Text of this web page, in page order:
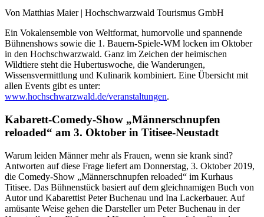
Von Matthias Maier | Hochschwarzwald Tourismus GmbH
Ein Vokalensemble von Weltformat, humorvolle und spannende
Bühnenshows sowie die 1. Bauern-Spiele-WM locken im Oktober
in den Hochschwarzwald. Ganz im Zeichen der heimischen
Wildtiere steht die Hubertuswoche, die Wanderungen,
Wissensvermittlung und Kulinarik kombiniert. Eine Übersicht mit
allen Events gibt es unter:
www.hochschwarzwald.de/veranstaltungen.
Kabarett-Comedy-Show „Männerschnupfen
reloaded“ am 3. Oktober in Titisee-Neustadt
Warum leiden Männer mehr als Frauen, wenn sie krank sind?
Antworten auf diese Frage liefert am Donnerstag, 3. Oktober 2019,
die Comedy-Show „Männerschnupfen reloaded“ im Kurhaus
Titisee. Das Bühnenstück basiert auf dem gleichnamigen Buch von
Autor und Kabarettist Peter Buchenau und Ina Lackerbauer. Auf
amüsante Weise gehen die Darsteller um Peter Buchenau in der